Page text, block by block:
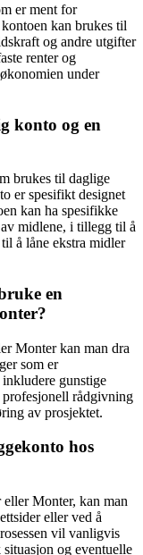
er ment for
kan brukes til
og andre utgifter
renter og
under
konto og en
brukes til daglige
er spesifikt designet
kan ha spesifikke
midlene, i tillegg til å
å låne ekstra midler
en
Monter kan man dra
som er
gunstige
profesjonell rådgivning
av prosjektet.
hos
Monter, kan man
eller ved å
vil vanligvis
og eventuelle